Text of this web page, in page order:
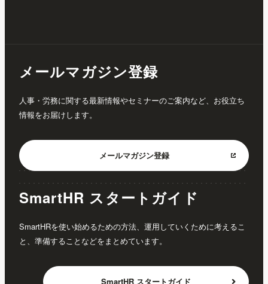
メールマガジン登録
人事・労務に関する最新情報やセミナーのご案内など、お役立ち
情報をお届けします。
メールマガジン登録
SmartHR スタートガイド
SmartHRを使い始めるための方法、運用していくために考えるこ
と、準備することなどをまとめています。
SmartHR スタートガイド